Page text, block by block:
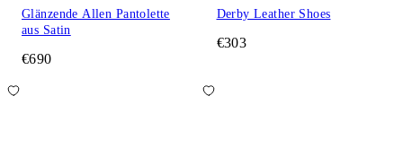
Glänzende Allen Pantolette
aus Satin
€690
Derby Leather Shoes
€303